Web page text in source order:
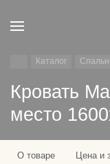
Каталог
Кровать
место
О товаре Цена и